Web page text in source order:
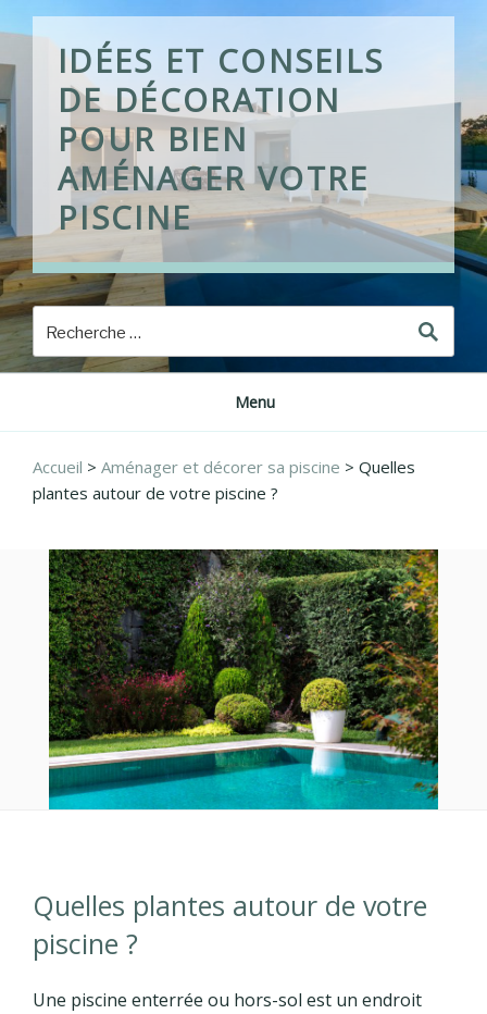
to
content
IDÉES ET CONSEILS
DE DÉCORATION
POUR BIEN
AMÉNAGER VOTRE
PISCINE
Menu
Accueil > Aménager et décorer sa piscine > Quelles
plantes autour de votre piscine ?
Quelles plantes autour de votre
piscine ?
Une piscine enterrée ou hors-sol est un endroit